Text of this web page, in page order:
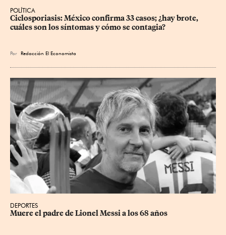
POLÍTICA
Ciclosporiasis: México confirma 33 casos; ¿hay brote,
cuáles son los síntomas y cómo se contagia?
Por Redacción El Economista
DEPORTES
Muere el padre de Lionel Messi a los 68 años